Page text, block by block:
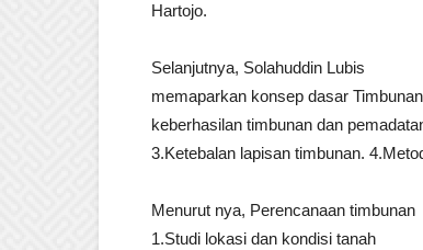
Hartojo.
Selanjutnya, Solahuddin Lubis
memaparkan konsep dasar
keberhasilan timbunan dan
3.Ketebalan lapisan timbunan.
Menurut nya, Perencanaan
1.Studi lokasi dan kondisi tanah